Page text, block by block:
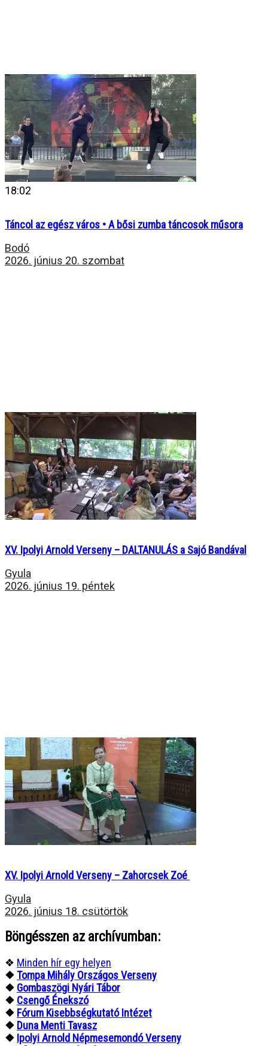
18:02
Táncol az egész város • A bősi zumba táncosok műsora
Bodó
2026. június 20. szombat
XV. Ipolyi Arnold Verseny – DALTANULÁS a Sajó Bandával
Gyula
2026. június 19. péntek
XV. Ipolyi Arnold Verseny – Zahorcsek Zoé
Gyula
2026. június 18. csütörtök
Böngésszen az archívumban:
❖ Minden hír egy helyen
❖Tompa Mihály Országos Verseny
❖ Gombaszögi Nyári Tábor
❖ Csengő Énekszó
❖ Fórum Kisebbségkutató Intézet
❖ Duna Menti Tavasz
❖ Ipolyi Arnold Népmesemondó Verseny